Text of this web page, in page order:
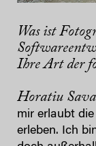
Was ist
Ihre Art der
Horatiu Sava
mir erlaubt
erleben. Ich